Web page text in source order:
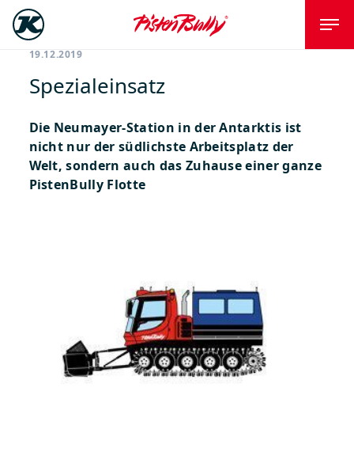
19.12.2019
Spezialeinsatz
Die Neumayer-Station in der Antarktis ist
nicht nur der südlichste Arbeitsplatz der
Welt, sondern auch das Zuhause einer ganze
PistenBully Flotte